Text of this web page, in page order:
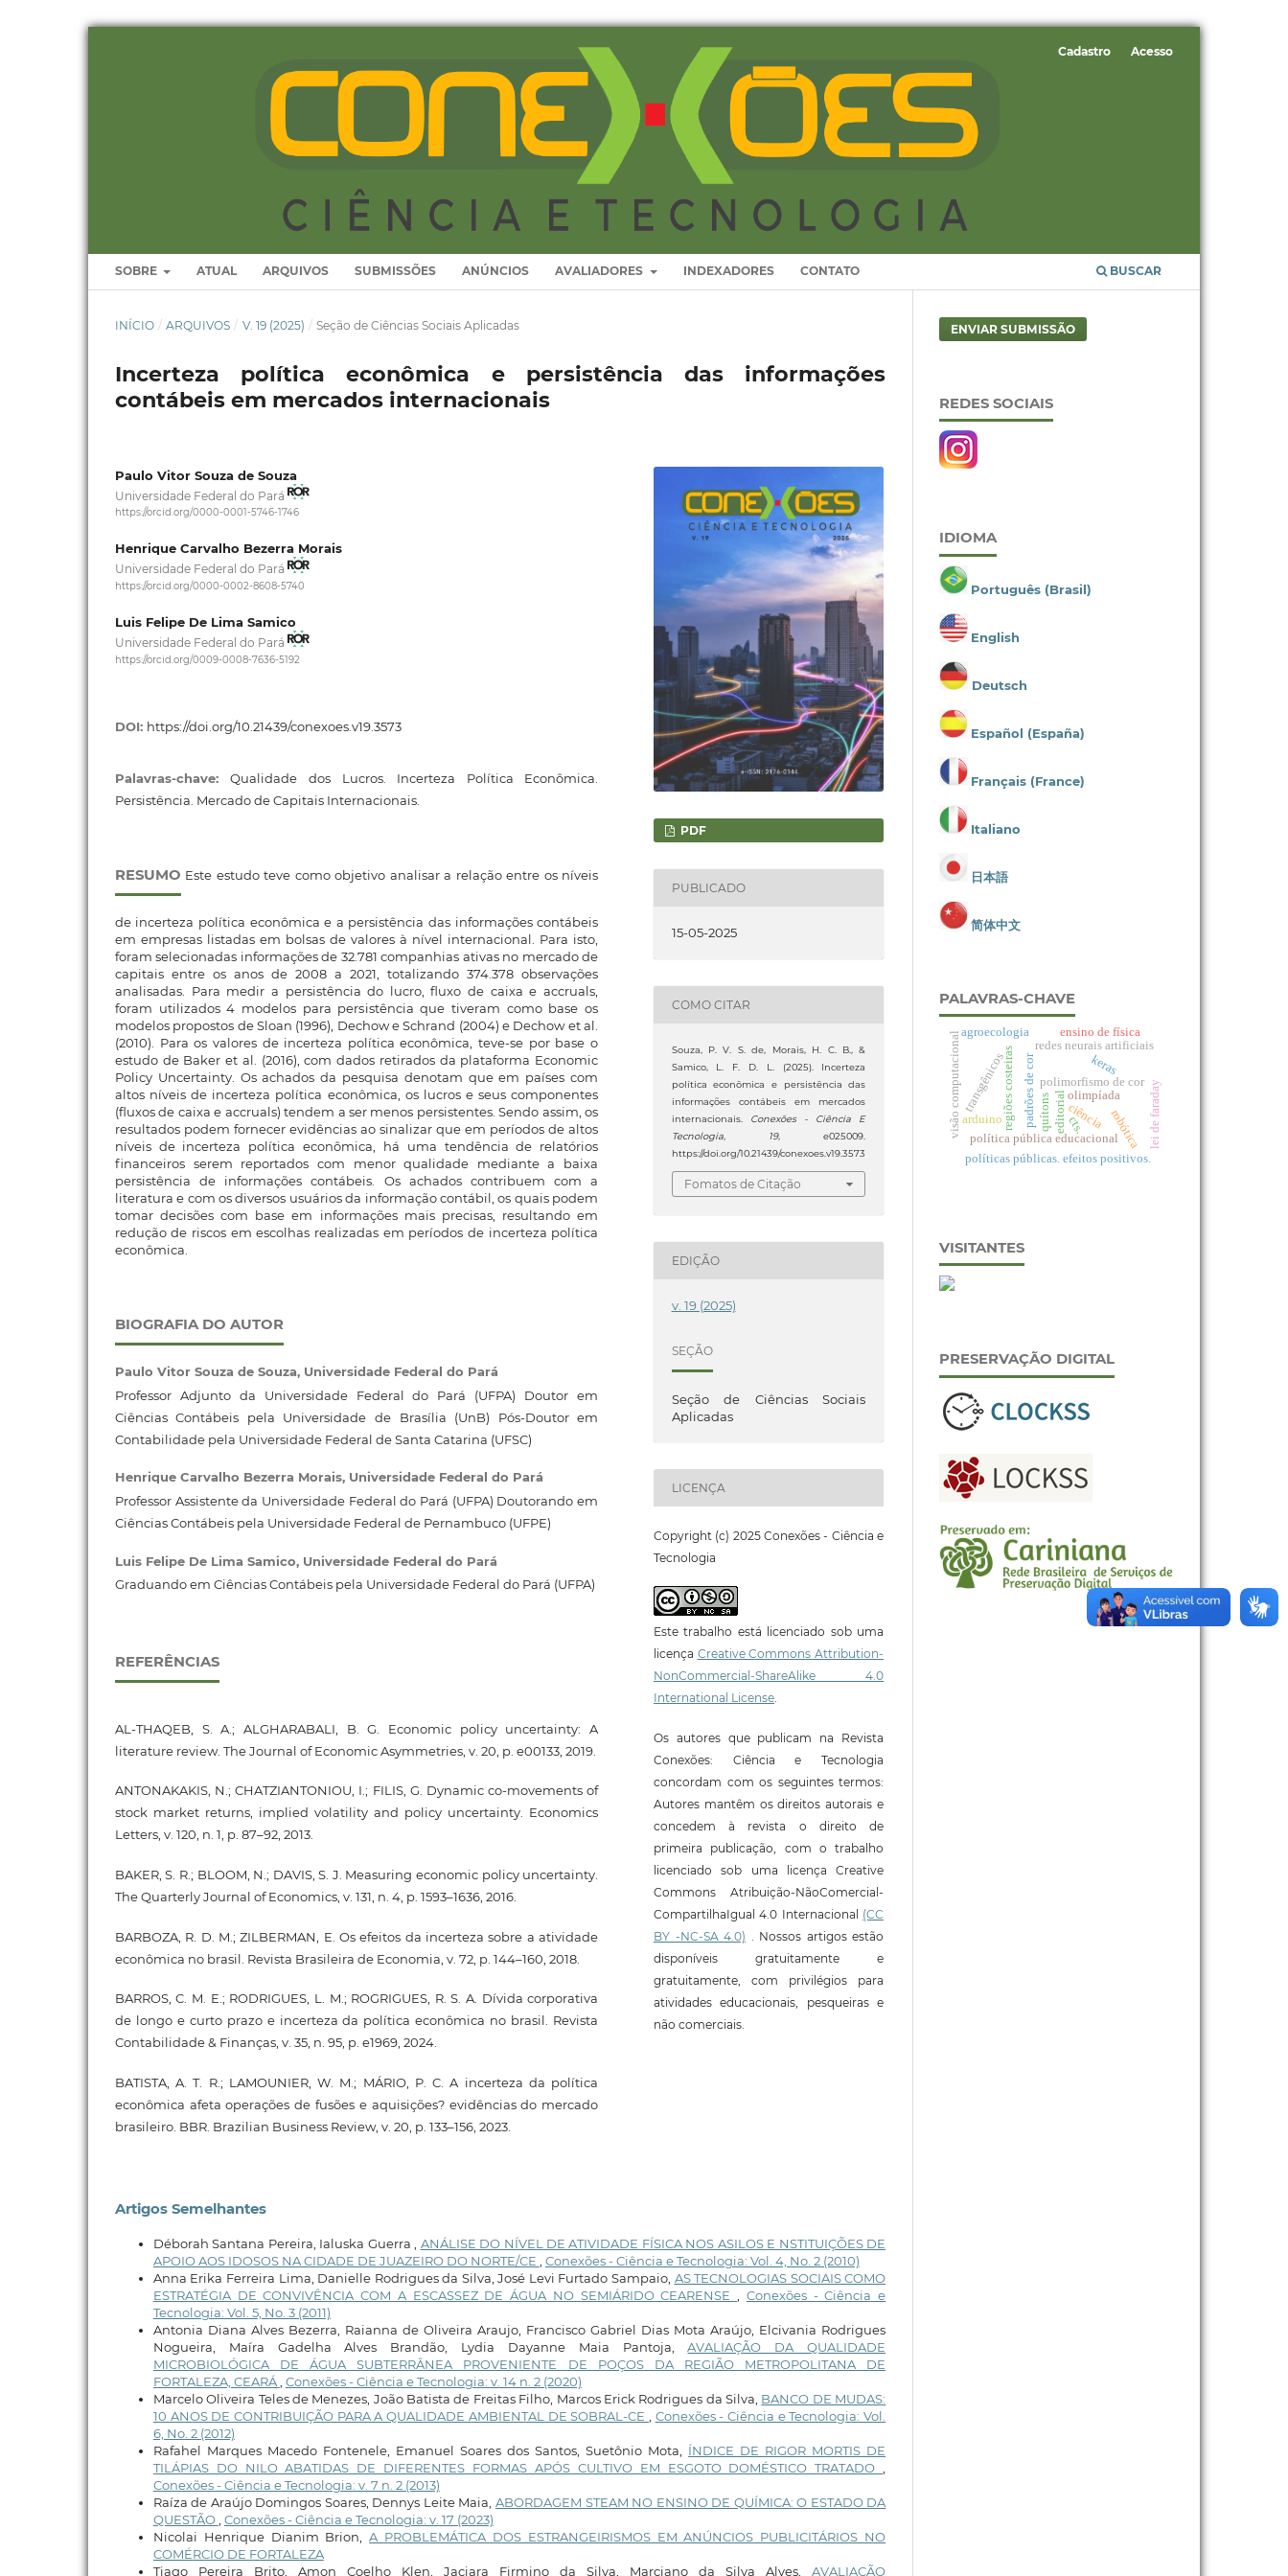
SOBRE ATUAL ARQUIVOS SUBMISSÕES ANÚNCIOS AVALIADORES INDEXADORES CONTATO BUSCAR
Cadastro Acesso
INÍCIO / ARQUIVOS / V. 19 (2025) / Seção de Ciências Sociais Aplicadas
Incerteza política econômica e persistência das informações
contábeis em mercados internacionais
Paulo Vitor Souza de Souza
Universidade Federal do Pará
https://orcid.org/0000-0001-5746-1746
Henrique Carvalho Bezerra Morais
Universidade Federal do Pará
https://orcid.org/0000-0002-8608-5740
Luis Felipe De Lima Samico
Universidade Federal do Pará
https://orcid.org/0009-0008-7636-5192
DOI: https://doi.org/10.21439/conexoes.v19.3573
Palavras-chave:Qualidade dos Lucros. Incerteza Política Econômica.
Persistência. Mercado de Capitais Internacionais.
RESUMO Este estudo teve como objetivo analisar a relação entre os níveis
de incerteza política econômica e a persistência das informações contábeis
em empresas listadas em bolsas de valores à nível internacional. Para isto,
foram selecionadas informações de 32.781 companhias ativas no mercado de
capitais entre os anos de 2008 a 2021, totalizando 374.378 observações
analisadas. Para medir a persistência do lucro, fluxo de caixa e accruals,
foram utilizados 4 modelos para persistência que tiveram como base os
modelos propostos de Sloan (1996), Dechow e Schrand (2004) e Dechow et al.
(2010). Para os valores de incerteza política econômica, teve-se por base o
estudo de Baker et al. (2016), com dados retirados da plataforma Economic
Policy Uncertainty. Os achados da pesquisa denotam que em países com
altos níveis de incerteza política econômica, os lucros e seus componentes
(fluxos de caixa e accruals) tendem a ser menos persistentes. Sendo assim, os
resultados podem fornecer evidências ao sinalizar que em períodos de altos
níveis de incerteza política econômica, há uma tendência de relatórios
financeiros serem reportados com menor qualidade mediante a baixa
persistência de informações contábeis. Os achados contribuem com a
literatura e com os diversos usuários da informação contábil, os quais podem
tomar decisões com base em informações mais precisas, resultando em
redução de riscos em escolhas realizadas em períodos de incerteza política
econômica.
BIOGRAFIA DO AUTOR
Paulo Vitor Souza de Souza, Universidade Federal do Pará
Professor Adjunto da Universidade Federal do Pará (UFPA) Doutor em
Ciências Contábeis pela Universidade de Brasília (UnB) Pós-Doutor em
Contabilidade pela Universidade Federal de Santa Catarina (UFSC)
Henrique Carvalho Bezerra Morais, Universidade Federal do Pará
Professor Assistente da Universidade Federal do Pará (UFPA) Doutorando em
Ciências Contábeis pela Universidade Federal de Pernambuco (UFPE)
Luis Felipe De Lima Samico, Universidade Federal do Pará
Graduando em Ciências Contábeis pela Universidade Federal do Pará (UFPA)
REFERÊNCIAS
AL-THAQEB, S. A.; ALGHARABALI, B. G. Economic policy uncertainty: A
literature review. The Journal of Economic Asymmetries, v. 20, p. e00133, 2019.
ANTONAKAKIS, N.; CHATZIANTONIOU, I.; FILIS, G. Dynamic co-movements of
stock market returns, implied volatility and policy uncertainty. Economics
Letters, v. 120, n. 1, p. 87–92, 2013.
BAKER, S. R.; BLOOM, N.; DAVIS, S. J. Measuring economic policy uncertainty.
The Quarterly Journal of Economics, v. 131, n. 4, p. 1593–1636, 2016.
BARBOZA, R. D. M.; ZILBERMAN, E. Os efeitos da incerteza sobre a atividade
econômica no brasil. Revista Brasileira de Economia, v. 72, p. 144–160, 2018.
BARROS, C. M. E.; RODRIGUES, L. M.; ROGRIGUES, R. S. A. Dívida corporativa
de longo e curto prazo e incerteza da política econômica no brasil. Revista
Contabilidade & Finanças, v. 35, n. 95, p. e1969, 2024.
BATISTA, A. T. R.; LAMOUNIER, W. M.; MÁRIO, P. C. A incerteza da política
econômica afeta operações de fusões e aquisições? evidências do mercado
brasileiro. BBR. Brazilian Business Review, v. 20, p. 133–156, 2023.
PDF
PUBLICADO
15-05-2025
COMO CITAR
Souza, P. V. S. de, Morais, H. C. B., &
Samico, L. F. D. L. (2025). Incerteza
política econômica e persistência das
informações contábeis em mercados
internacionais.
Conexões - Ciência E
Tecnologia, 19, e025009.
https://doi.org/10.21439/conexoes.v19.3573
Fomatos de Citação
EDIÇÃO
v. 19 (2025)
SEÇÃO
Seção de Ciências Sociais
Aplicadas
LICENÇA
Copyright (c) 2025 Conexões - Ciência e
Tecnologia
Este trabalho está licenciado sob uma
licença Creative Commons Attribution-
NonCommercial-ShareAlike 4.0
International License.
Os autores que publicam na Revista
Conexões: Ciência e Tecnologia
concordam com os seguintes termos:
Autores mantêm os direitos autorais e
concedem à revista o direito de
primeira publicação, com o trabalho
licenciado sob uma licença Creative
Commons Atribuição-NãoComercial-
CompartilhaIgual 4.0 Internacional (CC
BY -NC-SA 4.0) . Nossos artigos estão
disponíveis gratuitamente e
gratuitamente, com privilégios para
atividades educacionais, pesqueiras e
não comerciais.
Artigos Semelhantes
Déborah Santana Pereira, Ialuska Guerra , ANÁLISE DO NÍVEL DE ATIVIDADE FÍSICA NOS ASILOS E NSTITUIÇÕES DE
APOIO AOS IDOSOS NA CIDADE DE JUAZEIRO DO NORTE/CE , Conexões - Ciência e Tecnologia: Vol. 4, No. 2 (2010)
Anna Erika Ferreira Lima, Danielle Rodrigues da Silva, José Levi Furtado Sampaio, AS TECNOLOGIAS SOCIAIS COMO
ESTRATÉGIA DE CONVIVÊNCIA COM A ESCASSEZ DE ÁGUA NO SEMIÁRIDO CEARENSE, Conexões - Ciência e
Tecnologia: Vol. 5, No. 3 (2011)
Antonia Diana Alves Bezerra, Raianna de Oliveira Araujo, Francisco Gabriel Dias Mota Araújo, Elcivania Rodrigues
Nogueira, Maíra Gadelha Alves Brandão, Lydia Dayanne Maia Pantoja,AVALIAÇÃO DA QUALIDADE
MICROBIOLÓGICA DE ÁGUA SUBTERRÂNEA PROVENIENTE DE POÇOS DA REGIÃO METROPOLITANA DE
FORTALEZA, CEARÁ, Conexões - Ciência e Tecnologia: v. 14 n. 2 (2020)
Marcelo Oliveira Teles de Menezes, João Batista de Freitas Filho, Marcos Erick Rodrigues da Silva, BANCO DE MUDAS:
10 ANOS DE CONTRIBUIÇÃO PARA A QUALIDADE AMBIENTAL DE SOBRAL-CE , Conexões - Ciência e Tecnologia: Vol.
6, No. 2 (2012)
Rafahel Marques Macedo Fontenele, Emanuel Soares dos Santos, Suetônio Mota, ÍNDICE DE RIGOR MORTIS DE
TILÁPIAS DO NILO ABATIDAS DE DIFERENTES FORMAS APÓS CULTIVO EM ESGOTO DOMÉSTICO TRATADO,
Conexões - Ciência e Tecnologia: v. 7 n. 2 (2013)
Raíza de Araújo Domingos Soares, Dennys Leite Maia, ABORDAGEM STEAM NO ENSINO DE QUÍMICA: O ESTADO DA
QUESTÃO, Conexões - Ciência e Tecnologia: v. 17 (2023)
Nicolai Henrique Dianim Brion,A PROBLEMÁTICA DOS ESTRANGEIRISMOS EM ANÚNCIOS PUBLICITÁRIOS NO
COMÉRCIO DE FORTALEZA
Tiago Pereira Brito, Amon Coelho Klen, Jaciara Firmino da Silva, Marciano da Silva Alves,AVALIAÇÃO
ENVIAR SUBMISSÃO
REDES SOCIAIS
IDIOMA
Português (Brasil)
English
Deutsch
Español (España)
Français (France)
Italiano
日本語
简体中文
PALAVRAS-CHAVE
editorial olimpíada
política pública educacional
padrões de cor polimorfismo de cor
quítons
regiões costeiras robótica
redes neurais artificiais
visão computacional keras
políticas públicas. efeitos positivos.
transgênicos
cts.
agroecologia ensino de física
lei de faraday
ciência
arduino
VISITANTES
PRESERVAÇÃO DIGITAL